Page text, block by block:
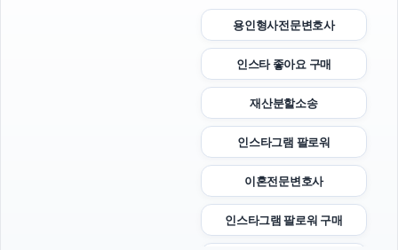
용인형사전문변호사
인스타 좋아요 구매
재산분할소송
인스타그램 팔로워
이혼전문변호사
인스타그램 팔로워 구매